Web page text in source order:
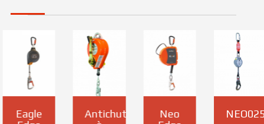
Eagle
Antichute
Neo
NEO025